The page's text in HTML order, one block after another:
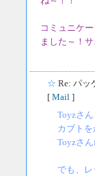
コミュニケ
ました～！サ
☆ Re: パッ
[ Mail ]
Toyzさ
カブト
Toyzさ
でも、